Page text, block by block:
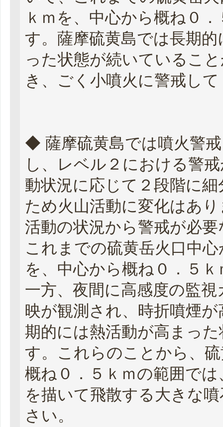
ｋｍを、中心から概ね０
す。薩摩硫黄島では長期
った状態が続いているこ
き、ごく小噴火に警戒し
◆ 薩摩硫黄島では噴火警
し、レベル２における警
動状況に応じて２段階に
ため火山活動に変化はあ
活動の状況から警戒が必
これまでの硫黄岳火口中
を、中心から概ね０．５
一方、夜間に高感度の監
映が観測され、時折噴煙
期的には熱活動が高まっ
す。これらのことから、
概ね０．５ｋｍの範囲で
を描いて飛散する大きな
さい。